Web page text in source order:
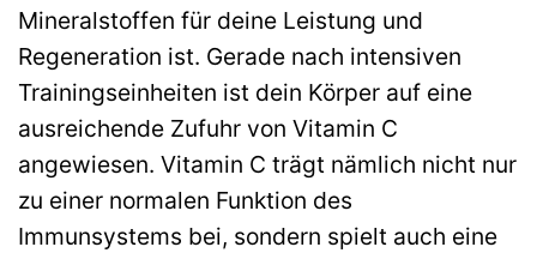
Mineralstoffen für deine Leistung und
Regeneration ist. Gerade nach intensiven
Trainingseinheiten ist dein Körper auf eine
ausreichende Zufuhr von Vitamin C
angewiesen. Vitamin C trägt nämlich nicht nur
zu einer normalen Funktion des
Immunsystems bei, sondern spielt auch eine